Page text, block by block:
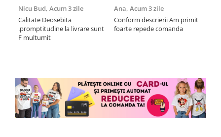
Nicu Bud, Acum 3 zile
Calitate Deosebita
.promptitudine la livrare sunt
F multumit
Ana, Acum 3 zile
Conform descrierii Am primit
foarte repede comanda